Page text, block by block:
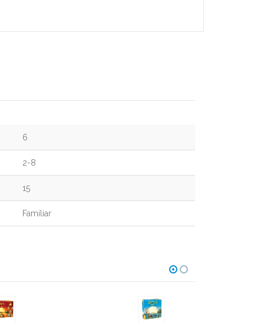
6
2-8
15
Familiar